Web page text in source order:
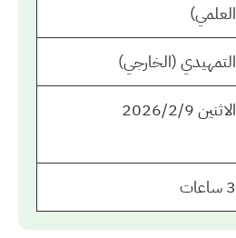
العلمي)
التمهيدي (الخارجي)
الاثنين 2026/2/9
3 ساعات